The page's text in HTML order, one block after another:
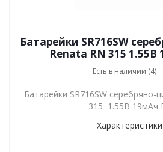
Батарейки SR716SW
Renata RN
Есть в наличии (4)
Батарейки SR716SW серебряно-
315 1.55В 19мАч
Характеристики